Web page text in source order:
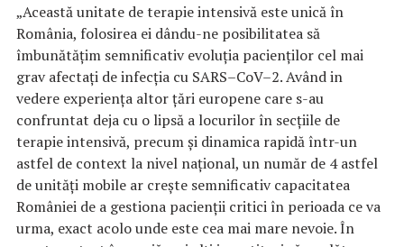
„Această unitate de terapie intensivă este unică în
România, folosirea ei dându-ne posibilitatea să
îmbunătățim semnificativ evoluția pacienților cel mai
grav afectați de infecția cu SARS–CoV–2. Având in
vedere experiența altor țări europene care s-au
confruntat deja cu o lipsă a locurilor în secțiile de
terapie intensivă, precum și dinamica rapidă într-un
astfel de context la nivel național, un număr de 4 astfel
de unități mobile ar crește semnificativ capacitatea
României de a gestiona pacienții critici în perioada ce va
urma, exact acolo unde este cea mai mare nevoie. În